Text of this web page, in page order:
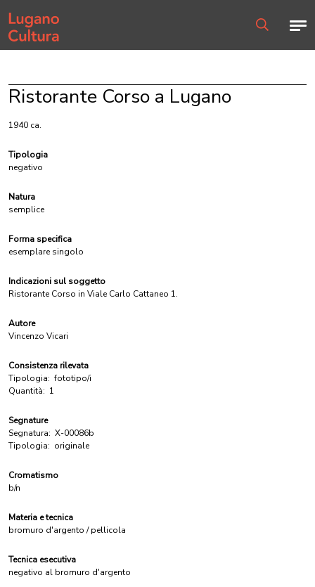
Home page
Ristorante Corso a Lugano
1940 ca.
Tipologia
negativo
Natura
semplice
Forma specifica
esemplare singolo
Indicazioni sul soggetto
Ristorante Corso in Viale Carlo Cattaneo 1.
Autore
Vincenzo Vicari
Consistenza rilevata
Tipologia: fototipo/i
Quantità: 1
Segnature
Segnatura: X-00086b
Tipologia: originale
Cromatismo
b/n
Materia e tecnica
bromuro d'argento / pellicola
Tecnica esecutiva
negativo al bromuro d'argento